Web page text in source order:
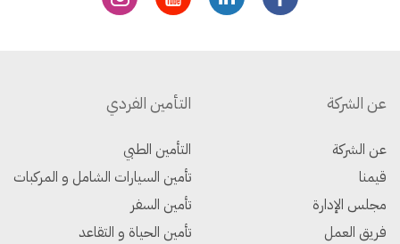
عن الشركة
عن الشركة
قيمنا
مجلس الإدارة
فريق العمل
التأمين الفردي
التأمين الطبي
تأمين السيارات الشامل و المركبات
تأمين السفر
تأمين الحياة و التقاعد